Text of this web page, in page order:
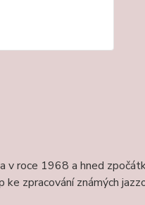
roce 1968 a hned
zpracování známých